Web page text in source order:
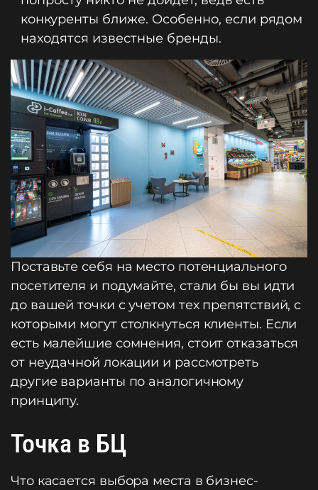
конкуренты ближе. Особенно, если рядом
находятся известные бренды.
Поставьте себя на место потенциального
посетителя и подумайте, стали бы вы идти
до вашей точки с учетом тех препятствий, с
которыми могут столкнуться клиенты. Если
есть малейшие сомнения, стоит отказаться
от неудачной локации и рассмотреть
другие варианты по аналогичному
принципу.
Точка в БЦ
Что касается выбора места в бизнес-